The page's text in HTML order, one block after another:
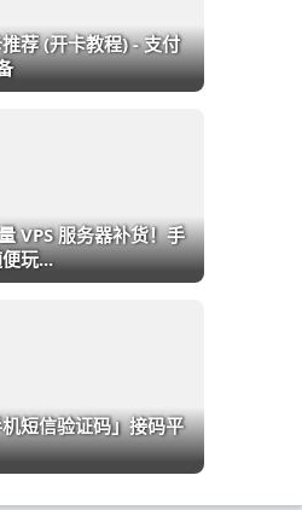
荐 (开卡教程) - 支付
VPS 服务器补货！手
玩...
短信验证码」接码平